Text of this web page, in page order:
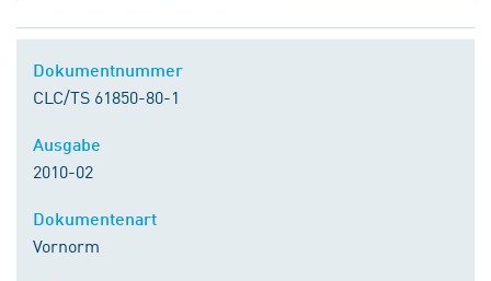
CLC/TS 61850-80-1
2010-02
Vornorm